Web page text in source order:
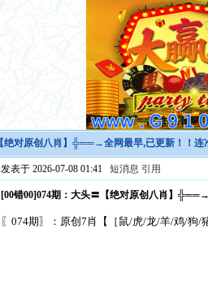
绝对原创八肖】╬══→全网最早,已更新！！连
发表于 2026-07-08 01:41 短消息 引用
[00错00]074期：大头〓【绝对原创八肖】
〖074期〗：原创7肖【［鼠/虎/龙/羊/鸡/狗/